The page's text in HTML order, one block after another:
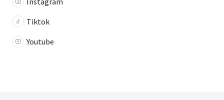
Tiktok
Youtube